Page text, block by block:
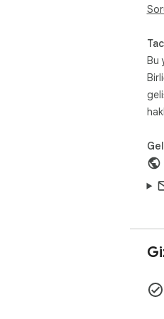
•
🎯
•
•
•
•
to
Bu